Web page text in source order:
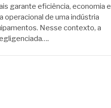
garante eficiência, economia e
de uma indústria
Nesse contexto, a